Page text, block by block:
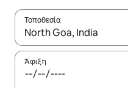
Τοποθεσία
Όταν τα αποτελέσματα
Άφιξη